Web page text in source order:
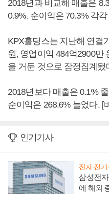
2018년과 비교해 매출은
0.9%, 순이익은 70.3% 각
KPX홀딩스는 지난해 연결
원, 영업이익 484억2900만
을 거둔 것으로 잠정집계됐
2018년보다 매출은 0.1%
순이익은 268.6% 늘었다. [
인기기사
전자·전기
삼성전
에 해외